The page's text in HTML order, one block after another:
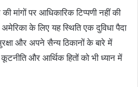
मांगों पर आधिकारिक टिप्पणी नहीं की
के लिए यह स्थिति एक दुविधा पैदा
और अपने सैन्य ठिकानों के बारे में
और आर्थिक हितों को भी ध्यान में